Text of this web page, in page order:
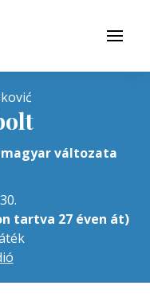
Menü
változata
tartva 27 éven át)